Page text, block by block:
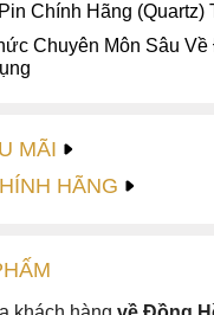
Chính Hãng (Quartz)
Chuyên Môn Sâu
MÃI
HÃNG